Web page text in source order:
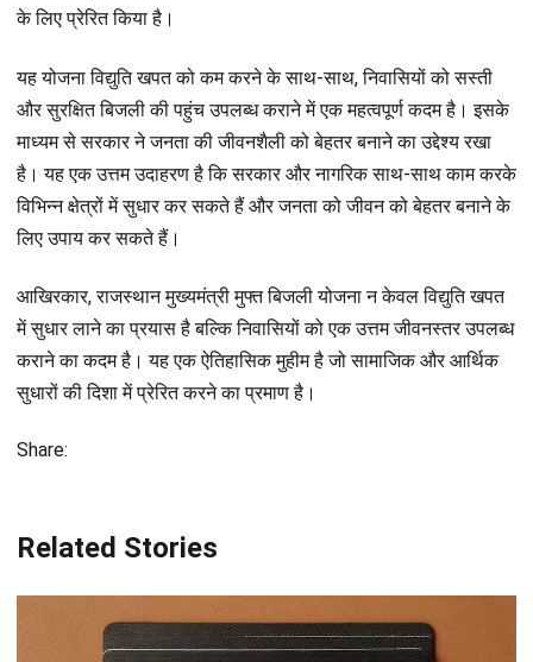
के लिए प्रेरित किया है।
यह योजना विद्युति खपत को कम करने के साथ-साथ, निवासियों को सस्ती
और सुरक्षित बिजली की पहुंच उपलब्ध कराने में एक महत्वपूर्ण कदम है। इसके
माध्यम से सरकार ने जनता की जीवनशैली को बेहतर बनाने का उद्देश्य रखा
है। यह एक उत्तम उदाहरण है कि सरकार और नागरिक साथ-साथ काम करके
विभिन्न क्षेत्रों में सुधार कर सकते हैं और जनता को जीवन को बेहतर बनाने के
लिए उपाय कर सकते हैं।
आखिरकार, राजस्थान मुख्यमंत्री मुफ्त बिजली योजना न केवल विद्युति खपत
में सुधार लाने का प्रयास है बल्कि निवासियों को एक उत्तम जीवनस्तर उपलब्ध
कराने का कदम है। यह एक ऐतिहासिक मुहीम है जो सामाजिक और आर्थिक
सुधारों की दिशा में प्रेरित करने का प्रमाण है।
Share:
Related Stories